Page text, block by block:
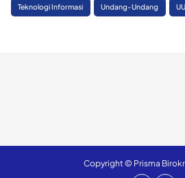
Teknologi Informasi Undang-Undang UU
Copyright © Prisma